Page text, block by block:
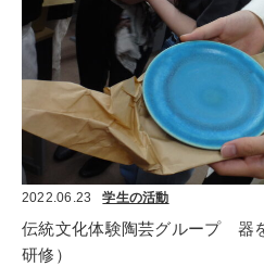
2022.06.23 学生の活動
伝統文化体験陶芸グループ　器
研修）